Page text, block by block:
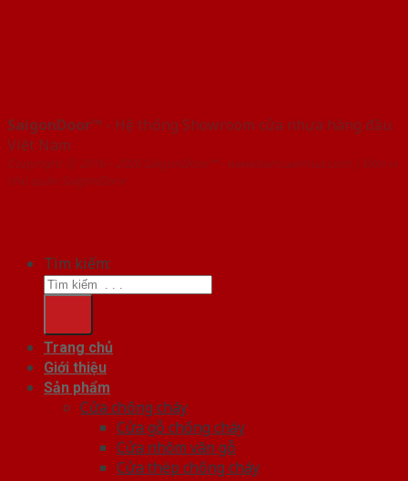
SaigonDoor™ - Hệ thống Showroom cửa nhựa hàng đầu
Việt Nam
Copyright ⓒ 2016 – 2026 SaigonDoor™ - www.bancuanhua.com | Đơn vị
chủ quản SaigonDoor
Tìm kiếm:
Trang chủ
Giới thiệu
Sản phẩm
Cửa chống cháy
Cửa gỗ chống cháy
Cửa nhôm vân gỗ
Cửa thép chống cháy